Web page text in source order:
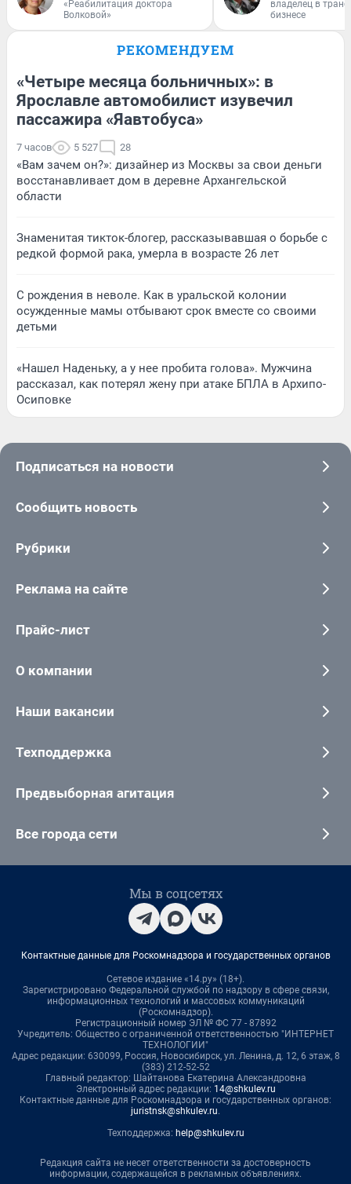
«Реабилитация доктора
Волковой»
владелец в
бизнесе
РЕКОМЕНДУЕМ
«Четыре месяца больничных»: в
Ярославле автомобилист изувечил
пассажира «Яавтобуса»
7 часов 5 527 28
«Вам зачем он?»: дизайнер из Москвы за свои деньги
восстанавливает дом в деревне Архангельской
области
Знаменитая тикток-блогер, рассказывавшая о борьбе с
редкой формой рака, умерла в возрасте 26 лет
С рождения в неволе. Как в уральской колонии
осужденные мамы отбывают срок вместе со своими
детьми
«Нашел Наденьку, а у нее пробита голова». Мужчина
рассказал, как потерял жену при атаке БПЛА в Архипо-
Осиповке
Подписаться на новости
Сообщить новость
Рубрики
Реклама на сайте
Прайс-лист
О компании
Наши вакансии
Техподдержка
Предвыборная агитация
Все города сети
Мы в соцсетях
Контактные данные для Роскомнадзора и государственных органов
Сетевое издание «14.ру» (18+).
Зарегистрировано Федеральной службой по надзору в сфере связи,
информационных технологий и массовых коммуникаций
(Роскомнадзор).
Регистрационный номер ЭЛ № ФС 77 - 87892
Учредитель: Общество с ограниченной ответственностью "ИНТЕРНЕТ
ТЕХНОЛОГИИ"
Адрес редакции: 630099, Россия, Новосибирск, ул. Ленина, д. 12, 6 этаж, 8
(383) 212-52-52
Главный редактор: Шайтанова Екатерина Александровна
Электронный адрес редакции: 14@shkulev.ru
Контактные данные для Роскомнадзора и государственных органов:
juristnsk@shkulev.ru.
Техподдержка: help@shkulev.ru
Редакция сайта не несет ответственности за достоверность
информации, содержащейся в рекламных объявлениях.